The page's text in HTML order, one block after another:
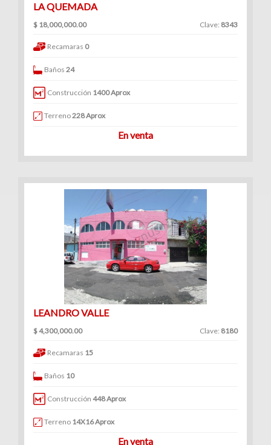
LA QUEMADA
$ 18,000,000.00 Clave: 8343
Recamaras 0
Baños24
Construcción 1400 Aprox
Terreno228 Aprox
En venta
LEANDRO VALLE
$ 4,300,000.00 Clave: 8180
Recamaras 15
Baños 10
Construcción 448 Aprox
Terreno 14X16 Aprox
En venta